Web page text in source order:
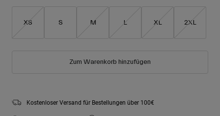
XS S M L XL 2XL
Zum Warenkorb hinzufügen
Kostenloser Versand für Bestellungen über 100€